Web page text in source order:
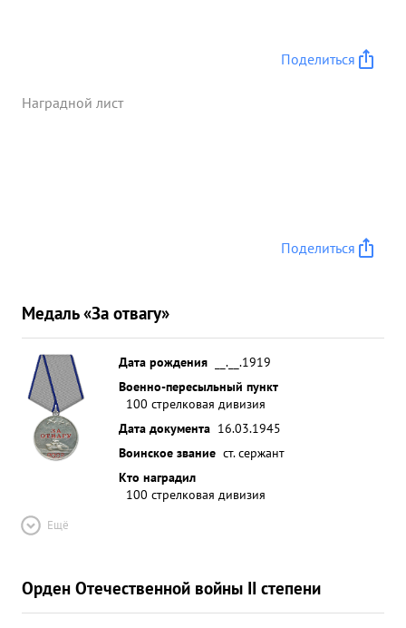
Поделиться
Наградной лист
Поделиться
Медаль «За отвагу»
Дата рождения
__.__.1919
Военно-пересыльный пункт
100 стрелковая дивизия
Дата документа 16.03.1945
Воинское звание ст. сержант
Кто наградил
100 стрелковая дивизия
Ещё
Орден Отечественной войны II степени